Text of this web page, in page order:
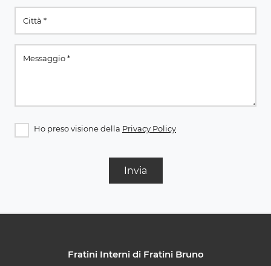
Ho preso visione della Privacy Policy
Invia
Fratini Interni di Fratini Bruno